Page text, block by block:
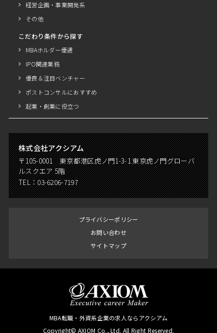
経営企画・事業開発系
その他
こだわり条件から探す
MBAホルダー優遇
IPO関連業務
優良＆注目ベンチャー
ポストコンサルにおすすめ
起業・創業に役立つ
株式会社アクシアム
〒105-0001 東京都港区虎ノ門1-3-1 東京虎ノ門グローバ
ルスクエア 5階
TEL：03-6206-7197
プライバシーポリシー
お問い合わせ
サイトマップ
MBA転職・外資系企業の求人ならアクシアム
Copyright© AXIOM Co., Ltd. All Right Reserved.